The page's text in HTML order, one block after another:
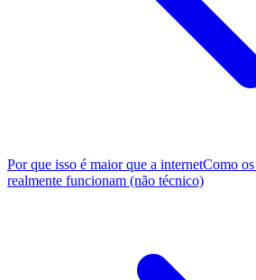
Por que isso é maior que a internetComo
realmente funcionam (não técnico)